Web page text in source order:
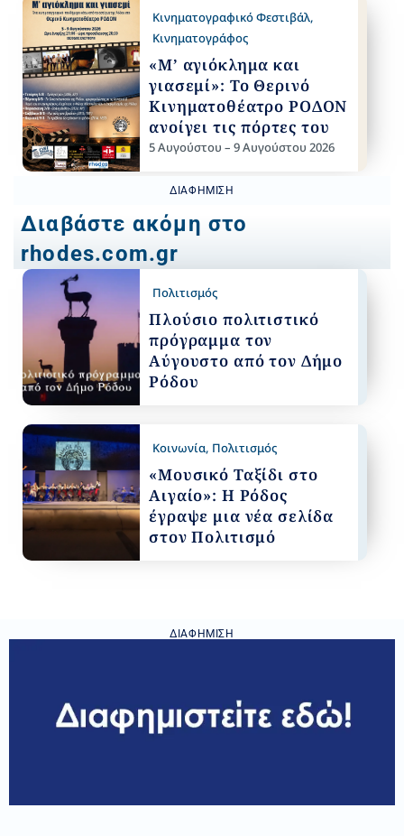
Κινηματογραφικό Φεστιβάλ,
Κινηματογράφος
«Μ’ αγιόκλημα και
γιασεμί»: Το Θερινό
Κινηματοθέατρο ΡΟΔΟΝ
ανοίγει τις πόρτες του
5 Αυγούστου – 9 Αυγούστου 2026
ΔΙΑΦΉΜΙΣΗ
Διαβάστε ακόμη στο
rhodes.com.gr
Πολιτισμός
Πλούσιο πολιτιστικό
πρόγραμμα τον
Αύγουστο από τον Δήμο
Ρόδου
Κοινωνία, Πολιτισμός
«Μουσικό Ταξίδι στο
Αιγαίο»: Η Ρόδος
έγραψε μια νέα σελίδα
στον Πολιτισμό
ΔΙΑΦΉΜΙΣΗ